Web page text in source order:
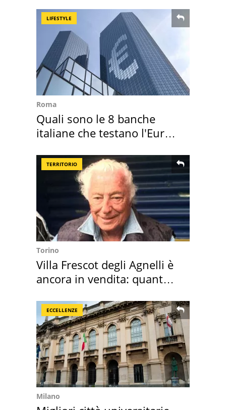
LIFESTYLE
Roma
Quali sono le 8 banche
italiane che testano l'Euro
TERRITORIO
Torino
Villa Frescot degli Agnelli è
ancora in vendita: quanto
ECCELLENZE
Milano